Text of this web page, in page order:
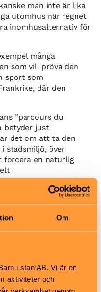
Om
i stan AB. Vi är en
aktiviteter och
man inte är lika
utomhus när regnet
inomhusalternativ för
många
som vill pröva den
sport som
där den
”parcours du
betyder just
det om att ta den
stadsmiljö, över
forcera en naturlig
för barn och är
och en
och ta sig från en
snabbast, smidigast
våra lekland har
egentligen kan man